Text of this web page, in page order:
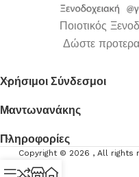
Ποιοτικός
Δώστε
Χρήσιμοι Σύνδεσμοι
Μαντωνανάκης
Πληροφορίες
Copyright © 2026 , All rights